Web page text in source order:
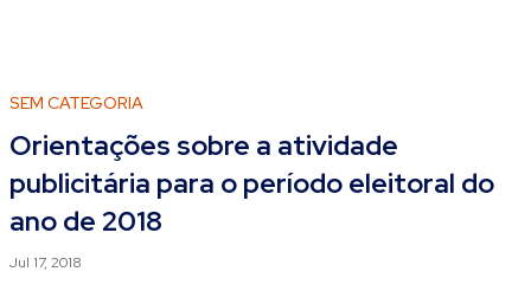
SEM CATEGORIA
Orientações sobre a atividade
publicitária para o período eleitoral do
ano de 2018
Jul 17, 2018